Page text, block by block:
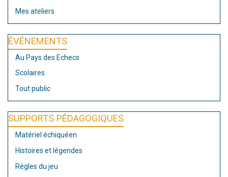
Mes ateliers
ÉVÉNEMENTS
Au Pays des Echecs
Scolaires
Tout public
SUPPORTS PÉDAGOGIQUES
Matériel échiquéen
Histoires et légendes
Règles du jeu